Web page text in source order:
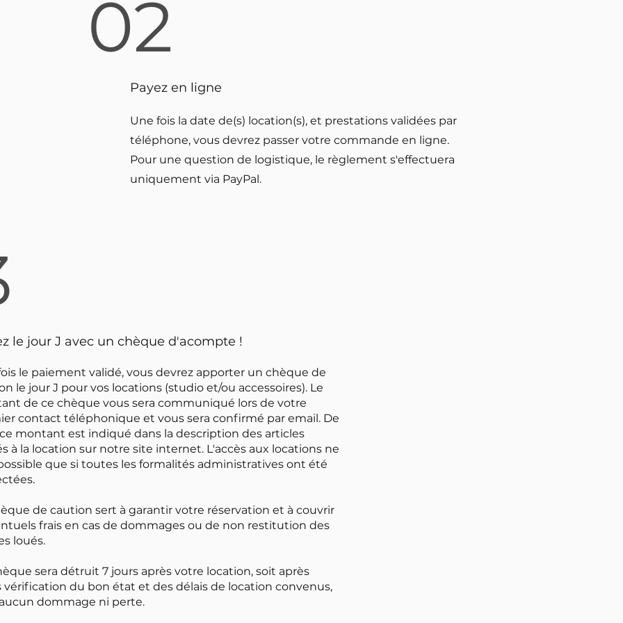
02
Payez en ligne
Une fois la date de(s) location(s), et prestations validées par
téléphone, vous devrez passer votre commande en ligne.
Pour une question de logistique, le règlement s'effectuera
uniquement via PayPal.
le jour J avec un chèque d'acompte !
le paiement validé, vous devrez apporter un chèque de
le jour J pour vos locations (studio et/ou accessoires). Le
de ce chèque vous sera communiqué lors de votre
contact téléphonique et vous sera confirmé par email. De
montant est indiqué dans la description des articles
à la location sur notre site internet. L'accès aux locations ne
que si toutes les formalités administratives ont été
de caution sert à garantir votre réservation et à couvrir
frais en cas de dommages ou de non restitution des
loués.
sera détruit 7 jours après votre location, soit après
vérification du bon état et des délais de location convenus,
dommage ni perte.